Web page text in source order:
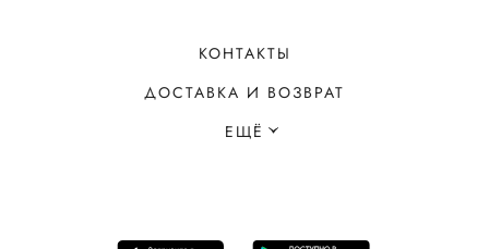
КОНТАКТЫ
ДОСТАВКА И ВОЗВРАТ
ЕЩЁ